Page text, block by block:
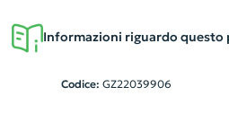
Informazioni riguardo
Codice: GZ22039906